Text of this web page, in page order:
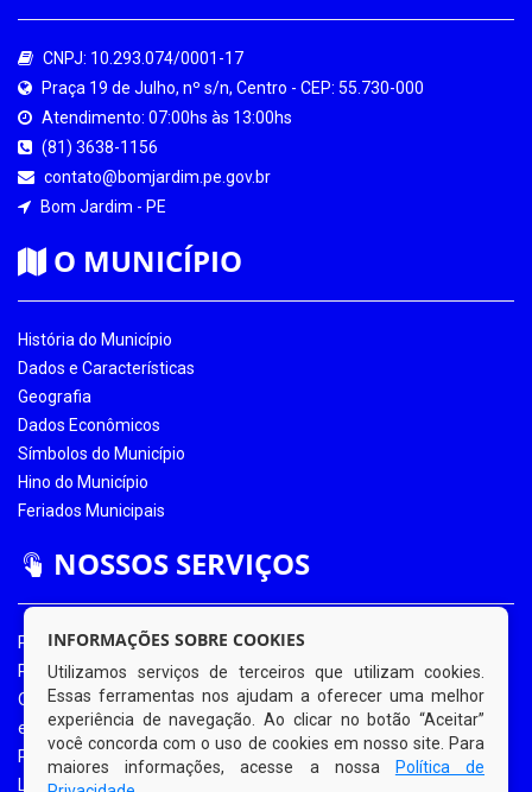
CNPJ: 10.293.074/0001-17
Praça 19 de Julho, nº s/n, Centro - CEP: 55.730-000
Atendimento: 07:00hs às 13:00hs
(81) 3638-1156
contato@bomjardim.pe.gov.br
Bom Jardim - PE
O MUNICÍPIO
História do Município
Dados e Características
Geografia
Dados Econômicos
Símbolos do Município
Hino do Município
Feriados Municipais
NOSSOS SERVIÇOS
Portal da Transparência
Portal da Transparência COVID-19
Ouvidoria Eletrônica
e-SIC
Processos de Licitação
Licitações em Andamento
INFORMAÇÕES SOBRE COOKIES
Utilizamos serviços de terceiros que utilizam cookies.
Essas ferramentas nos ajudam a oferecer uma melhor
experiência de navegação. Ao clicar no botão “Aceitar”
você concorda com o uso de cookies em nosso site. Para
maiores informações, acesse a nossa
Política de